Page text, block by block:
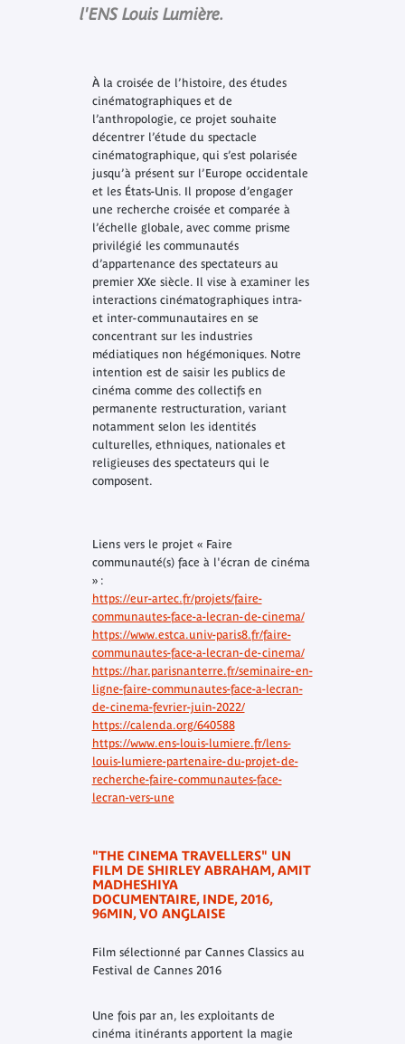
l'ENS Louis Lumière.
À la croisée de l’histoire, des études
cinématographiques et de
l’anthropologie, ce projet souhaite
décentrer l’étude du spectacle
cinématographique, qui s’est polarisée
jusqu’à présent sur l’Europe occidentale
et les États-Unis. Il propose d’engager
une recherche croisée et comparée à
l’échelle globale, avec comme prisme
privilégié les communautés
d’appartenance des spectateurs au
premier XXe siècle. Il vise à examiner les
interactions cinématographiques intra-
et inter-communautaires en se
concentrant sur les industries
médiatiques non hégémoniques. Notre
intention est de saisir les publics de
cinéma comme des collectifs en
permanente restructuration, variant
notamment selon les identités
culturelles, ethniques, nationales et
religieuses des spectateurs qui le
composent.
Liens vers le projet « Faire
communauté(s) face à l'écran de cinéma
» :
https://eur-artec.fr/projets/faire-
communautes-face-a-lecran-de-cinema/
https://www.estca.univ-paris8.fr/faire-
communautes-face-a-lecran-de-cinema/
https://har.parisnanterre.fr/seminaire-en-
ligne-faire-communautes-face-a-lecran-
de-cinema-fevrier-juin-2022/
https://calenda.org/640588
https://www.ens-louis-lumiere.fr/lens-
louis-lumiere-partenaire-du-projet-de-
recherche-faire-communautes-face-
lecran-vers-une
"THE CINEMA TRAVELLERS" UN
FILM DE SHIRLEY ABRAHAM, AMIT
MADHESHIYA
DOCUMENTAIRE, INDE, 2016,
96MIN, VO ANGLAISE
Film sélectionné par Cannes Classics au
Festival de Cannes 2016
Une fois par an, les exploitants de
cinéma itinérants apportent la magie